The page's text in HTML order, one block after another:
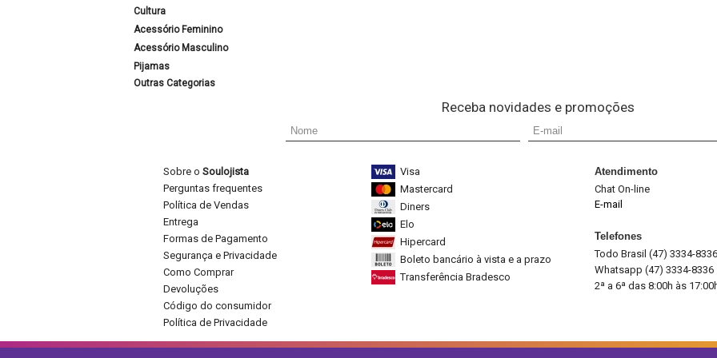
Cultura
Acessório Feminino
Acessório Masculino
Pijamas
Outras Categorias
Receba novidades e promoções
Sobre o Soulojista
Perguntas frequentes
Política de Vendas
Entrega
Formas de Pagamento
Segurança e Privacidade
Como Comprar
Devoluções
Código do consumidor
Política de Privacidade
Visa
Mastercard
Diners
Elo
Hipercard
Boleto bancário à vista e a prazo
Transferência Bradesco
Atendimento
Chat On-line
E-mail
Telefones
Todo Brasil (47) 3334-8336
Whatsapp (47) 3334-8336
2ª a 6ª das 8:00h às